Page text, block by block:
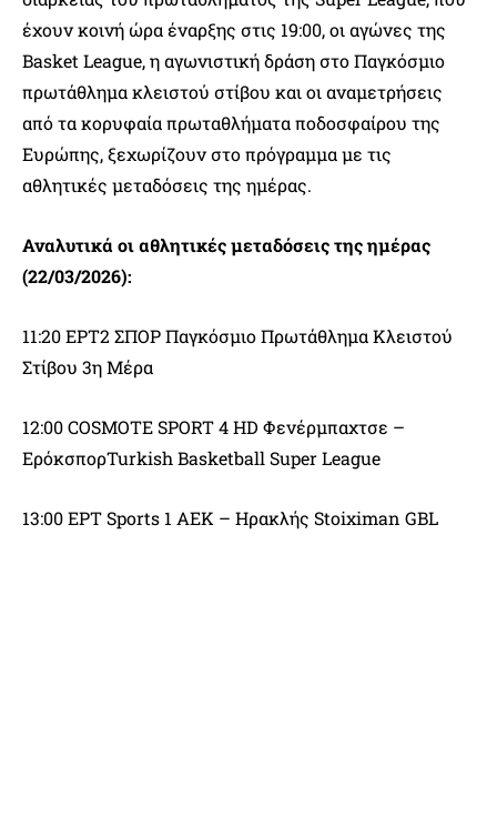
έχουν κοινή ώρα έναρξης στις 19:00, οι αγώνες της
Basket League, η αγωνιστική δράση στο Παγκόσμιο
πρωτάθλημα κλειστού στίβου και οι αναμετρήσεις
από τα κορυφαία πρωταθλήματα ποδοσφαίρου της
Ευρώπης, ξεχωρίζουν στο πρόγραμμα με τις
αθλητικές μεταδόσεις της ημέρας.
Αναλυτικά οι αθλητικές μεταδόσεις της ημέρας
(22/03/2026):
11:20 ΕΡΤ2 ΣΠΟΡ Παγκόσμιο Πρωτάθλημα Κλειστού
Στίβου 3η Μέρα
12:00 COSMOTE SPORT 4 HD Φενέρμπαχτσε –
ΕρόκσπορTurkish Basketball Super League
13:00 ΕΡΤ Sports 1 ΑΕΚ – Ηρακλής Stoiximan GBL